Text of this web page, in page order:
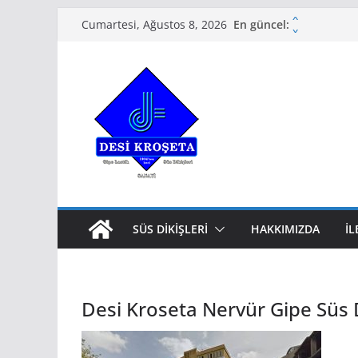
Cumartesi, Ağustos 8, 2026 En güncel: x
x
SÜS DIKIŞLERI HAKKIMIZDA
Desi Kroseta Nervür Gipe Süs